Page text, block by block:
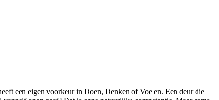
een eigen voorkeur in Doen, Denken of Voelen. Een deur die